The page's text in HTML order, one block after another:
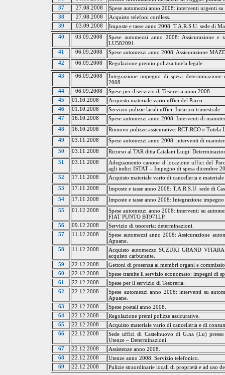
37 27.08.2008 Spese automezzi anno 2008: interventi urgenti
38 27.08.2008 Acquisto telefoni cordless.
39 03.09.2008 Imposte e tasse anno 2008: T.A.R.S.U. sede di
40 03.09.2008
Spese automezzi anno 2008: Assicurazione e
LU582091.
41 06.09.2008 Spese automezzi anno 2008: Assicurazione
42 06.09.2008 Regolazione premio polizza tutela legale.
43 06.09.2008
Integrazione impegno di spesa
2008.
44 06.09.2008 Spese per il servizio di Tesoreria anno 2008.
45 01.10.2008 Acquisto materiale vario uffici del Parco.
46 01.10.2008 Servizio pulizie lacali uffici: Incarico trimestrale.
47 16.10.2008 Spese automezzi anno 2008: Interventi di
48 16.10.2008 Rinnovo polizze assicurative: RCT-RCO e Tutela
49 03.11.2008 Spese automezzi anno 2008: interventi di
50 03.11.2008 Ricorso al TAR ditta Catalani Luigi:
51 03.11.2008
Adeguamento canone d locazione uffici del
agli indici ISTAT – Impegno di spesa dicembre
52 17.11.2008 Acquisto materiale vario di cancelleria e
53 17.11.2008 Imposte e tasse anno 2008: T.A.R.S.U. sede di
54 17.11.2008 Imposte e tasse anno 2008: Integrazione
55 01.12.2008
Spese automezzi anno 2008: interventi su
FIAT PUNTO BT971LP.
56 09.12.2008 Servizio di tesoreria: determinazioni.
57 11.12.2008
Spese automezzi anno 2008: Assicurazione
Apuane.
58 11.12.2008
Acquisto automezzo SUZUKI GRAND
acquisto carburante.
59 22.12.2008 Gettoni di presenza ai membri organi e
60 22.12.2008 Spese tramite il servizio economato: impegni di
61 22.12.2008 Spese per il servizio di Tesoreria.
62 22.12.2008
Spese automezzi anno 2008: interventi su
Apuane.
63 22.12.2008 Spese postali anno 2008.
64 22.12.2008 Regolazione premi polizze assicurative.
65 22.12.2008 Acquisto materiale vario di cancelleria e di
66 22.12.2008 Sede uffici di Castelnuovo di G.na(Lu) presso
Utenze – Determinazioni.
67 22.12.2008 Assistenze anno 2008.
68 22.12.2008 Utenze anno 2008: Servizio telefonico.
69 22.12.2008 Pulizie straordinarie locali di proprietà e ad uso